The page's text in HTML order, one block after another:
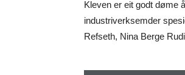
Kleven er eit godt døme
industriverksemder
Refseth, Nina Berge